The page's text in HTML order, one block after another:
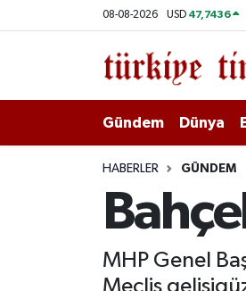
08-08-2026 USD 47,7436
Gündem Dünya
HABERLER GÜNDEM
MHP Genel
Meclis
Gündem
Savunma - Teknoloji
Hava Durumu
Süper Lig Puan Durumu ve
Tüm Manşetler
Son Dakika Haberleri